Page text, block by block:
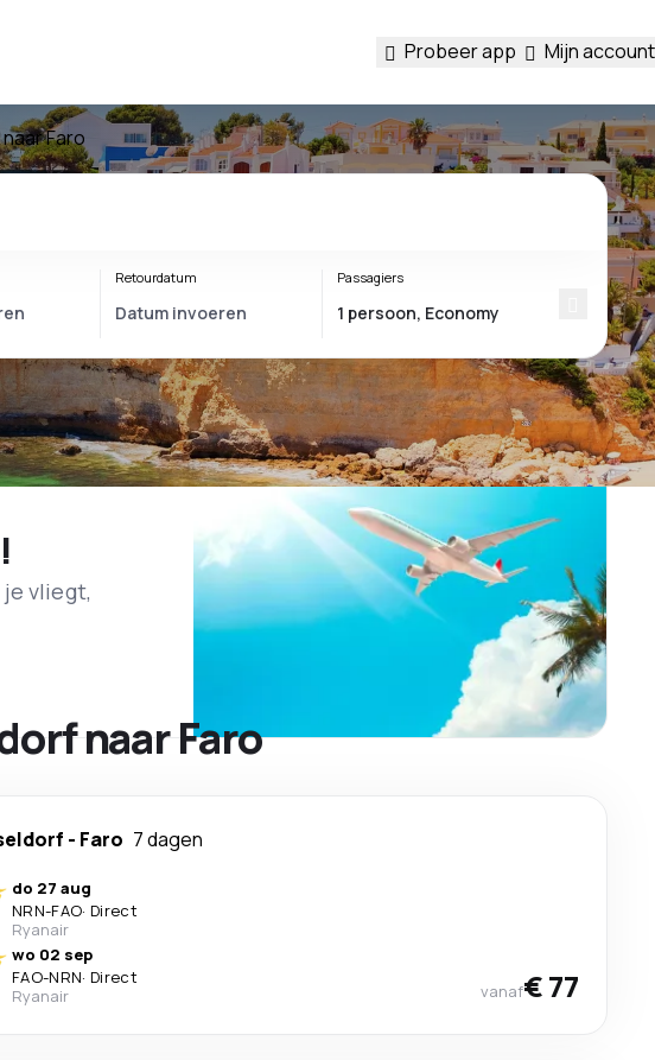
Probeer app Mijn account
Faro
Retourdatum Passagiers
vliegt,
naar Faro
- Faro 7 dagen
do 27 aug
NRN-FAO· Direct
Ryanair
wo 02 sep
FAO-NRN· Direct
Ryanair
vanaf€ 77